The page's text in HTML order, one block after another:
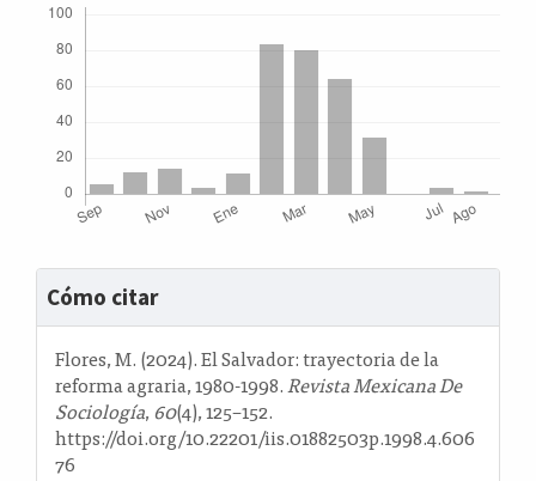
Detalles
del
artículo
Cómo citar
Flores, M. (2024). El Salvador: trayectoria de la
reforma agraria, 1980-1998.Revista Mexicana De
Sociología, 60(4), 125–152.
https://doi.org/10.22201/iis.01882503p.1998.4.606
76